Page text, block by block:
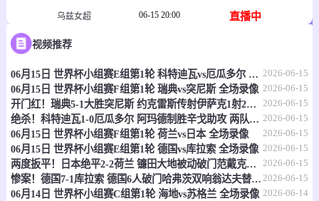
乌兹女超 06-15 20:00 直播中
塔什干火车头女足
情报
乌兹职联 06-15 20:30 直播中
费尔干纳FA 0 - 0 哈沃尔罕
情报
视频推荐
06月15日 世界杯小组赛E组第1轮 科特迪瓦vs厄瓜多尔 全场录像 2026-06-15
06月15日 世界杯小组赛F组第1轮 瑞典vs突尼斯 全场录像 2026-06-15
开门红！瑞典5-1大胜突尼斯 约克雷斯传射伊萨克1射2传阿亚里双响 2026-06-15
绝杀！科特迪瓦1-0厄瓜多尔 阿玛德制胜辛戈助攻 两队4中门框 2026-06-15
06月15日 世界杯小组赛F组第1轮 荷兰vs日本 全场录像 2026-06-15
06月15日 世界杯小组赛E组第1轮 德国vs库拉索 全场录像 2026-06-15
两度扳平！日本绝平2-2荷兰 镰田大地被动破门范戴克世界杯首球 2026-06-15
惨案！德国7-1库拉索 德国6人破门哈弗茨双响翁达夫替补1射2传 2026-06-15
06月14日 世界杯小组赛C组第1轮 海地vs苏格兰 全场录像 2026-06-14